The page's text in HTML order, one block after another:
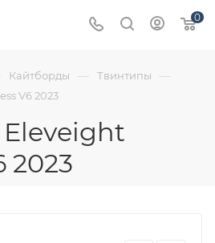
0
Кайтборды — Твинтипы —
V6 2023
2023